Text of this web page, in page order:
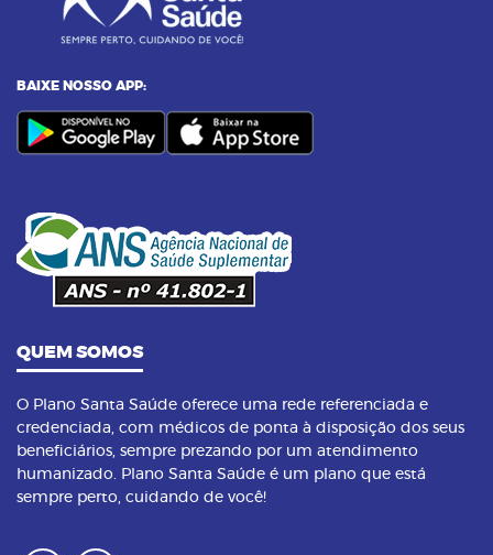
06
Alimentos termogênicos: conheça quais são
07 23/09/2023 as 14:00h
Yoga: conheça 6 benefícios dessa prática
08
Pilates na terceira idade: conheça os
benefícios dessa prática
BAIXE NOSSO APP:
QUEM SOMOS
O Plano Santa Saúde oferece uma rede referenciada e
credenciada, com médicos de ponta à disposição dos seus
beneficiários, sempre prezando por um atendimento
humanizado. Plano Santa Saúde é um plano que está
sempre perto, cuidando de você!